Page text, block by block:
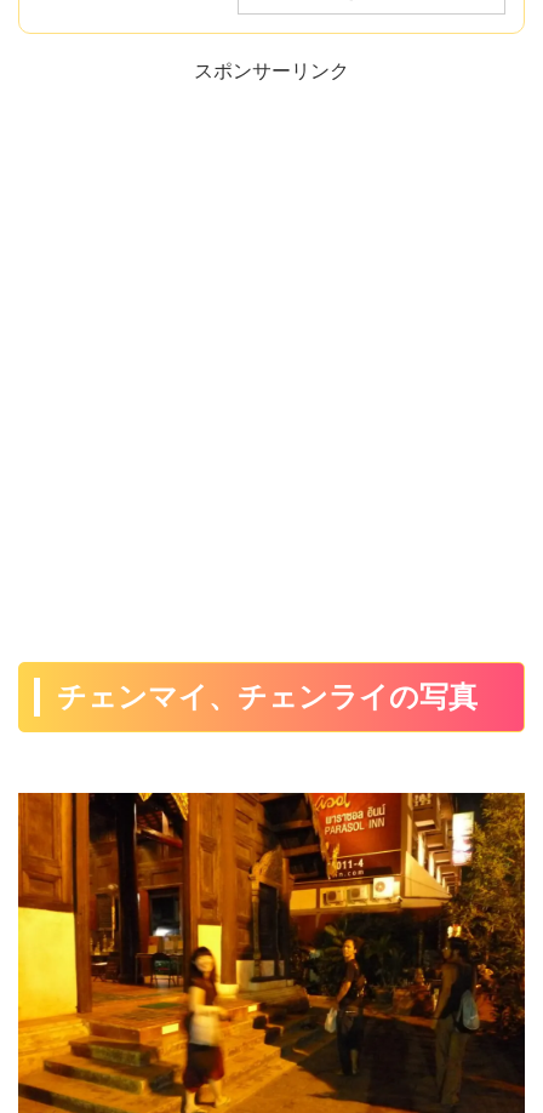
スポンサーリンク
チェンマイ、チェンライの写真